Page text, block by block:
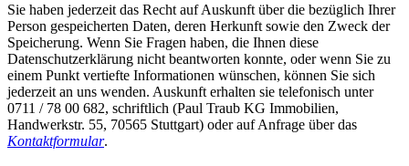
Sie haben jederzeit das Recht auf Auskunft über die bezüglich Ihrer
Person gespeicherten Daten, deren Herkunft sowie den Zweck der
Speicherung. Wenn Sie Fragen haben, die Ihnen diese
Datenschutzerklärung nicht beantworten konnte, oder wenn Sie zu
einem Punkt vertiefte Informationen wünschen, können Sie sich
jederzeit an uns wenden. Auskunft erhalten sie telefonisch unter
0711 / 78 00 682, schriftlich (Paul Traub KG Immobilien,
Handwerkstr. 55, 70565 Stuttgart) oder auf Anfrage über das
Kontaktformular.